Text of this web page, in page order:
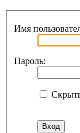
Имя
Пароль: